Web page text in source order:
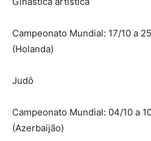
Campeonato Mundial: 17/10 a
(Holanda)
Judô
Campeonato Mundial: 04/10 a
(Azerbaijão)